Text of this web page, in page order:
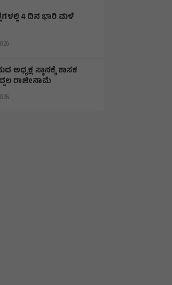
4 ದಿನ ಭಾರಿ ಮಳೆ
ಅಧ್ಯಕ್ಷ ಸ್ಥಾನಕ್ಕೆ ಶಾಸಕ
ರಾಜೀನಾಮೆ